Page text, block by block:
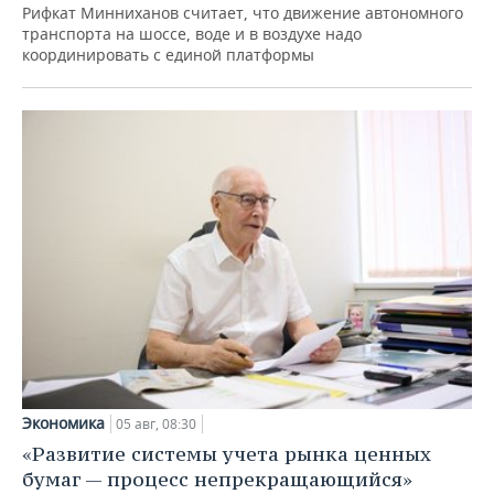
Рифкат Минниханов считает, что движение автономного
транспорта на шоссе, воде и в воздухе надо
координировать с единой платформы
Экономика 05 авг, 08:30
«Развитие системы учета рынка ценных
бумаг — процесс непрекращающийся»